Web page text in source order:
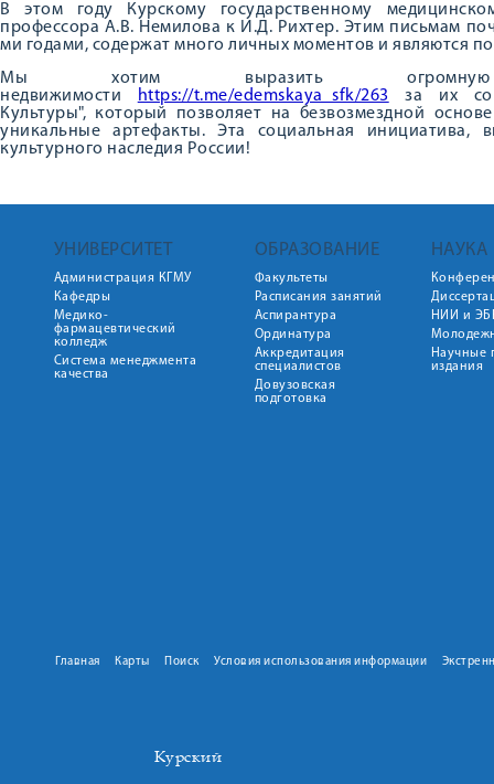
В этом году Курскому государственному
профессора А.В. Немилова к И.Д. Рихтер. Этим письмам
ми годами, содержат много личных моментов и являются
Мы хотим выразить огромную
недвижимости
https://t.me/edemskaya_sfk/263
за их
Культуры", который позволяет на безвозмездной
уникальные артефакты. Эта социальная инициатива,
культурного наследия России!
УНИВЕРСИТЕТ
Администрация КГМУ
Кафедры
Медико-
фармацевтический
колледж
Система менеджмента
качества
ОБРАЗОВАНИЕ
Факультеты
Расписания занятий
Аспирантура
Ординатура
Аккредитация
специалистов
Довузовская
подготовка
НАУКА
НИИ и
Научные
издания
Главная Карты Поиск Условия использования информации
Курский